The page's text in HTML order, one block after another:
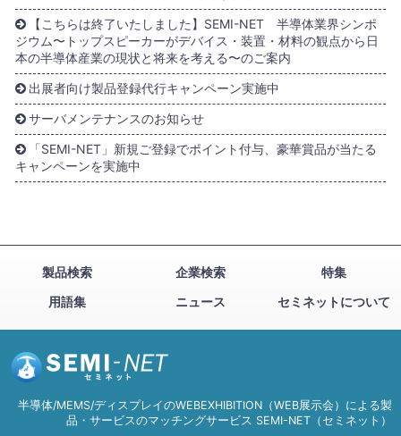
【こちらは終了いたしました】SEMI-NET 半導体業界シンポ
ジウム〜トップスピーカーがデバイス・装置・材料の観点から日
本の半導体産業の現状と将来を考える〜のご案内
出展者向け製品登録代行キャンペーン実施中
サーバメンテナンスのお知らせ
「SEMI-NET」新規ご登録でポイント付与、豪華賞品が当たる
キャンペーンを実施中
製品検索 企業検索
特集
用語集
ニュース セミネットについて
半導体/MEMS/ディスプレイのWEBEXHIBITION（WEB展示会）による製
品・サービスのマッチングサービス SEMI-NET（セミネット）